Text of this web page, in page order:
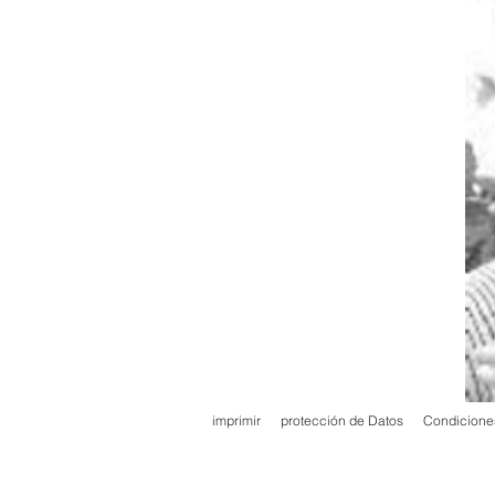
imprimir protección de Datos